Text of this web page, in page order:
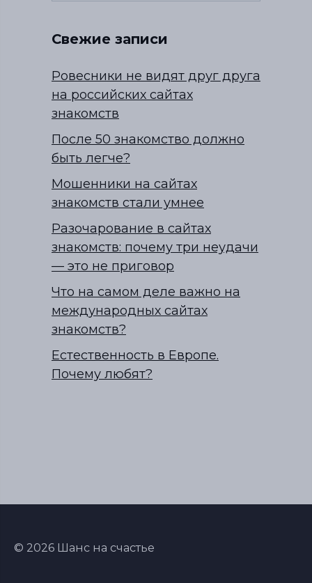
Свежие записи
Ровесники не видят друг друга
на российских сайтах
знакомств
После 50 знакомство должно
быть легче?
Мошенники на сайтах
знакомств стали умнее
Разочарование в сайтах
знакомств: почему три неудачи
— это не приговор
Что на самом деле важно на
международных сайтах
знакомств?
Естественность в Европе.
Почему любят?
© 2026 Шанс на счастье